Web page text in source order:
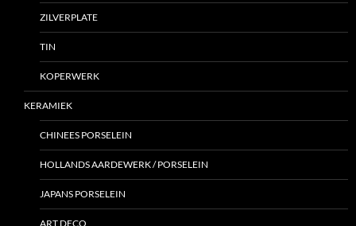
ZILVERPLATE
TIN
KOPERWERK
KERAMIEK
CHINEES PORSELEIN
HOLLANDS AARDEWERK / PORSELEIN
JAPANS PORSELEIN
ART DECO